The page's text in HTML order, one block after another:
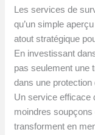
Les services de
qu’un simple
atout stratégique
En investissant
pas seulement une
dans une protection
Un service efficace
moindres soupçons
transforment en